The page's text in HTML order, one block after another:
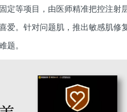
定等项目，由医师精准把控注射
爱。针对问题肌，推出敏感肌修
。